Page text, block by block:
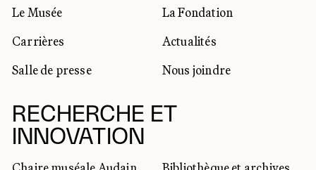
Le Musée
La Fondation
Carrières
Actualités
Salle de presse
Nous joindre
RECHERCHE ET
INNOVATION